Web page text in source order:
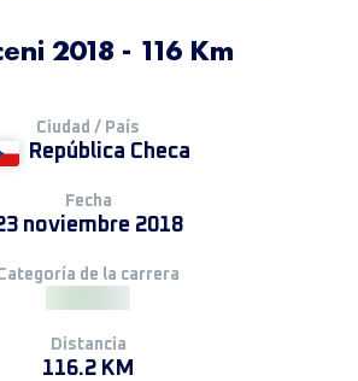
2018 - 116 Km
Ciudad / País
República Checa
Fecha
noviembre 2018
de la carrera
Distancia
116.2 KM